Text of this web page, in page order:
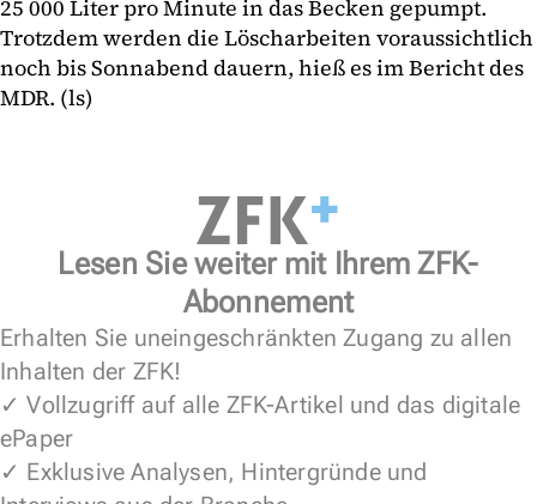
25 000 Liter pro Minute in das Becken gepumpt.
Trotzdem werden die Löscharbeiten voraussichtlich
noch bis Sonnabend dauern, hieß es im Bericht des
MDR. (ls)
Lesen Sie weiter mit Ihrem ZFK-
Abonnement
Erhalten Sie uneingeschränkten Zugang zu allen
Inhalten der ZFK!
✓ Vollzugriff auf alle ZFK-Artikel und das digitale
ePaper
✓ Exklusive Analysen, Hintergründe und